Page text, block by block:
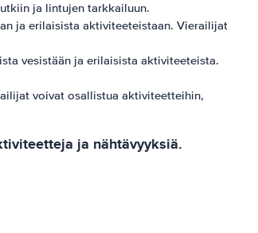
ja lintujen tarkkailuun.
​​ja erilaisista aktiviteeteistaan. Vierailijat
vesistään ja erilaisista aktiviteeteista.
voivat osallistua aktiviteetteihin,
ja nähtävyyksiä.